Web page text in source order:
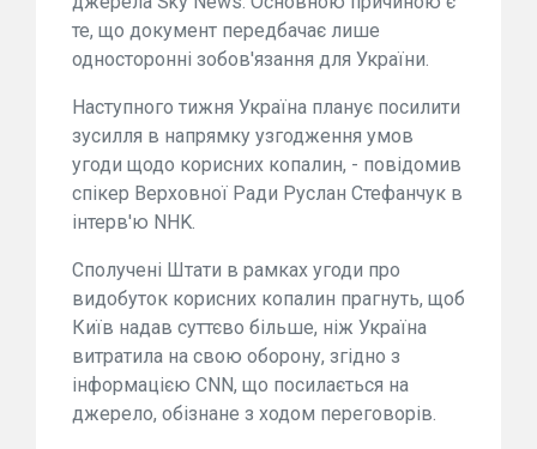
те, що документ передбачає лише
односторонні зобов'язання для України.
Наступного тижня Україна планує посилити
зусилля в напрямку узгодження умов
угоди щодо корисних копалин, - повідомив
спікер Верховної Ради Руслан Стефанчук в
інтерв'ю NHK.
Сполучені Штати в рамках угоди про
видобуток корисних копалин прагнуть, щоб
Київ надав суттєво більше, ніж Україна
витратила на свою оборону, згідно з
інформацією CNN, що посилається на
джерело, обізнане з ходом переговорів.